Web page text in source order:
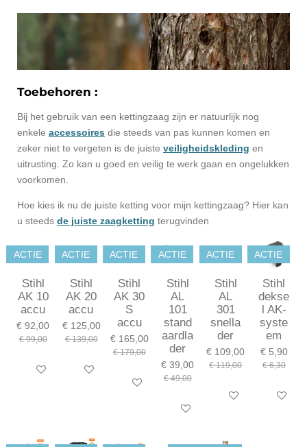
n
e
n
Toebehoren :
Bij het gebruik van een kettingzaag zijn er natuurlijk nog
enkele accessoires die steeds van pas kunnen komen en
zeker niet te vergeten is de juiste veiligheidskleding en
uitrusting. Zo kan u goed en veilig te werk gaan en ongelukken
voorkomen.
Hoe kies ik nu de juiste ketting voor mijn kettingzaag? Hier kan
u steeds de juiste zaagketting terugvinden
ACTIE
Stihl
AK 10
accu
€ 92,00
€ 99,00
In winkelwagen
ACTIE
Stihl
AK 20
accu
€ 125,00
€ 139,00
In winkelwagen
ACTIE
Stihl
AK 30
S
accu
€ 165,00
€ 179,00
In winkelwagen
ACTIE
Stihl
AL
101
stand
aardla
der
€ 39,00
€ 49,00
In winkelwagen
ACTIE
Stihl
AL
301
snella
der
€ 109,00
€ 119,00
In winkelwagen
ACTIE
Stihl
dekse
l AK-
syste
em
€ 5,90
€ 6,30
In